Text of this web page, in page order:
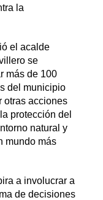
la
el acalde
se
más de 100
del municipio
otras acciones
protección del
natural y
mundo más
a involucrar a
de decisiones